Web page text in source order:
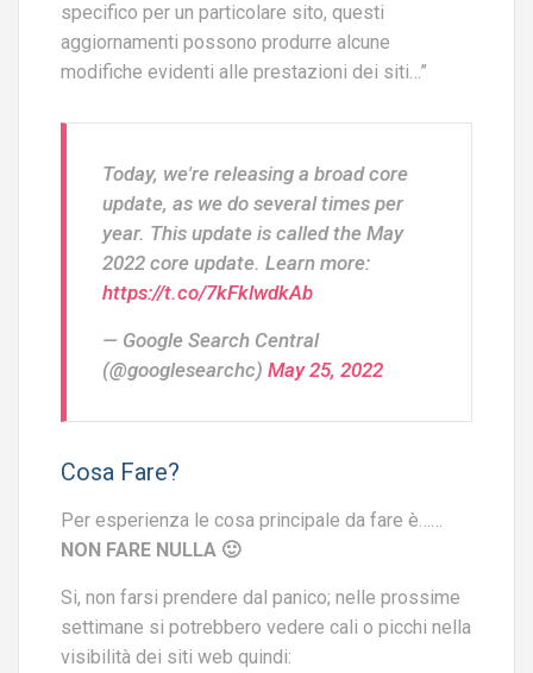
specifico per un particolare sito, questi
aggiornamenti possono produrre alcune
modifiche evidenti alle prestazioni dei siti…”
Today, we're releasing a broad core
update, as we do several times per
year. This update is called the May
2022 core update. Learn more:
https://t.co/7kFklwdkAb
— Google Search Central
(@googlesearchc) May 25, 2022
Cosa Fare?
Per esperienza le cosa principale da fare è……
NON FARE NULLA 🙂
Si, non farsi prendere dal panico; nelle prossime
settimane si potrebbero vedere cali o picchi nella
visibilità dei siti web quindi: